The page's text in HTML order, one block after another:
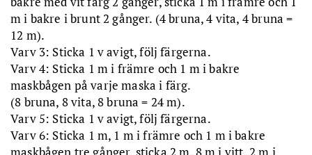
m i bakre i brunt 2 gånger. (4 bruna, 4 vita, 4 bruna =
12 m).
Varv 3: Sticka 1 v avigt, följ färgerna.
Varv 4: Sticka 1 m i främre och 1 m i bakre
maskbågen på varje maska i färg.
(8 bruna, 8 vita, 8 bruna = 24 m).
Varv 5: Sticka 1 v avigt, följ färgerna.
Varv 6: Sticka 1 m, 1 m i främre och 1 m i bakre
maskbågen tre gånger, sticka 2 m, 8 m i vitt, 2 m i